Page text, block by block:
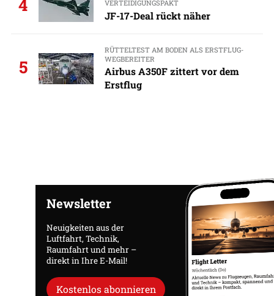
4
VERTEIDIGUNGSPAKT
JF-17-Deal rückt näher
5
RÜTTELTEST AM BODEN ALS ERSTFLUG-
WEGBEREITER
Airbus A350F zittert vor dem
Erstflug
Newsletter
Neuigkeiten aus der
Luftfahrt, Technik,
Raumfahrt und mehr –
direkt in Ihre E-Mail!
Kostenlos abonnieren